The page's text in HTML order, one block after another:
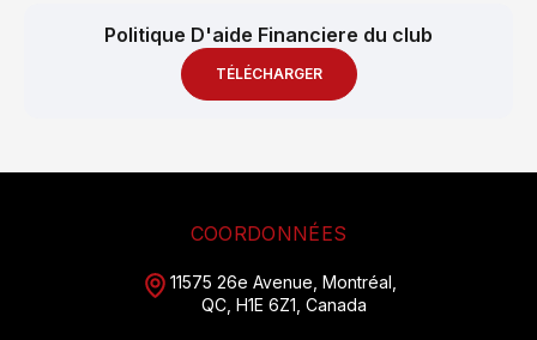
Politique D'aide Financiere du club
TÉLÉCHARGER
COORDONNÉES
11575 26e Avenue, Montréal,
QC, H1E 6Z1, Canada